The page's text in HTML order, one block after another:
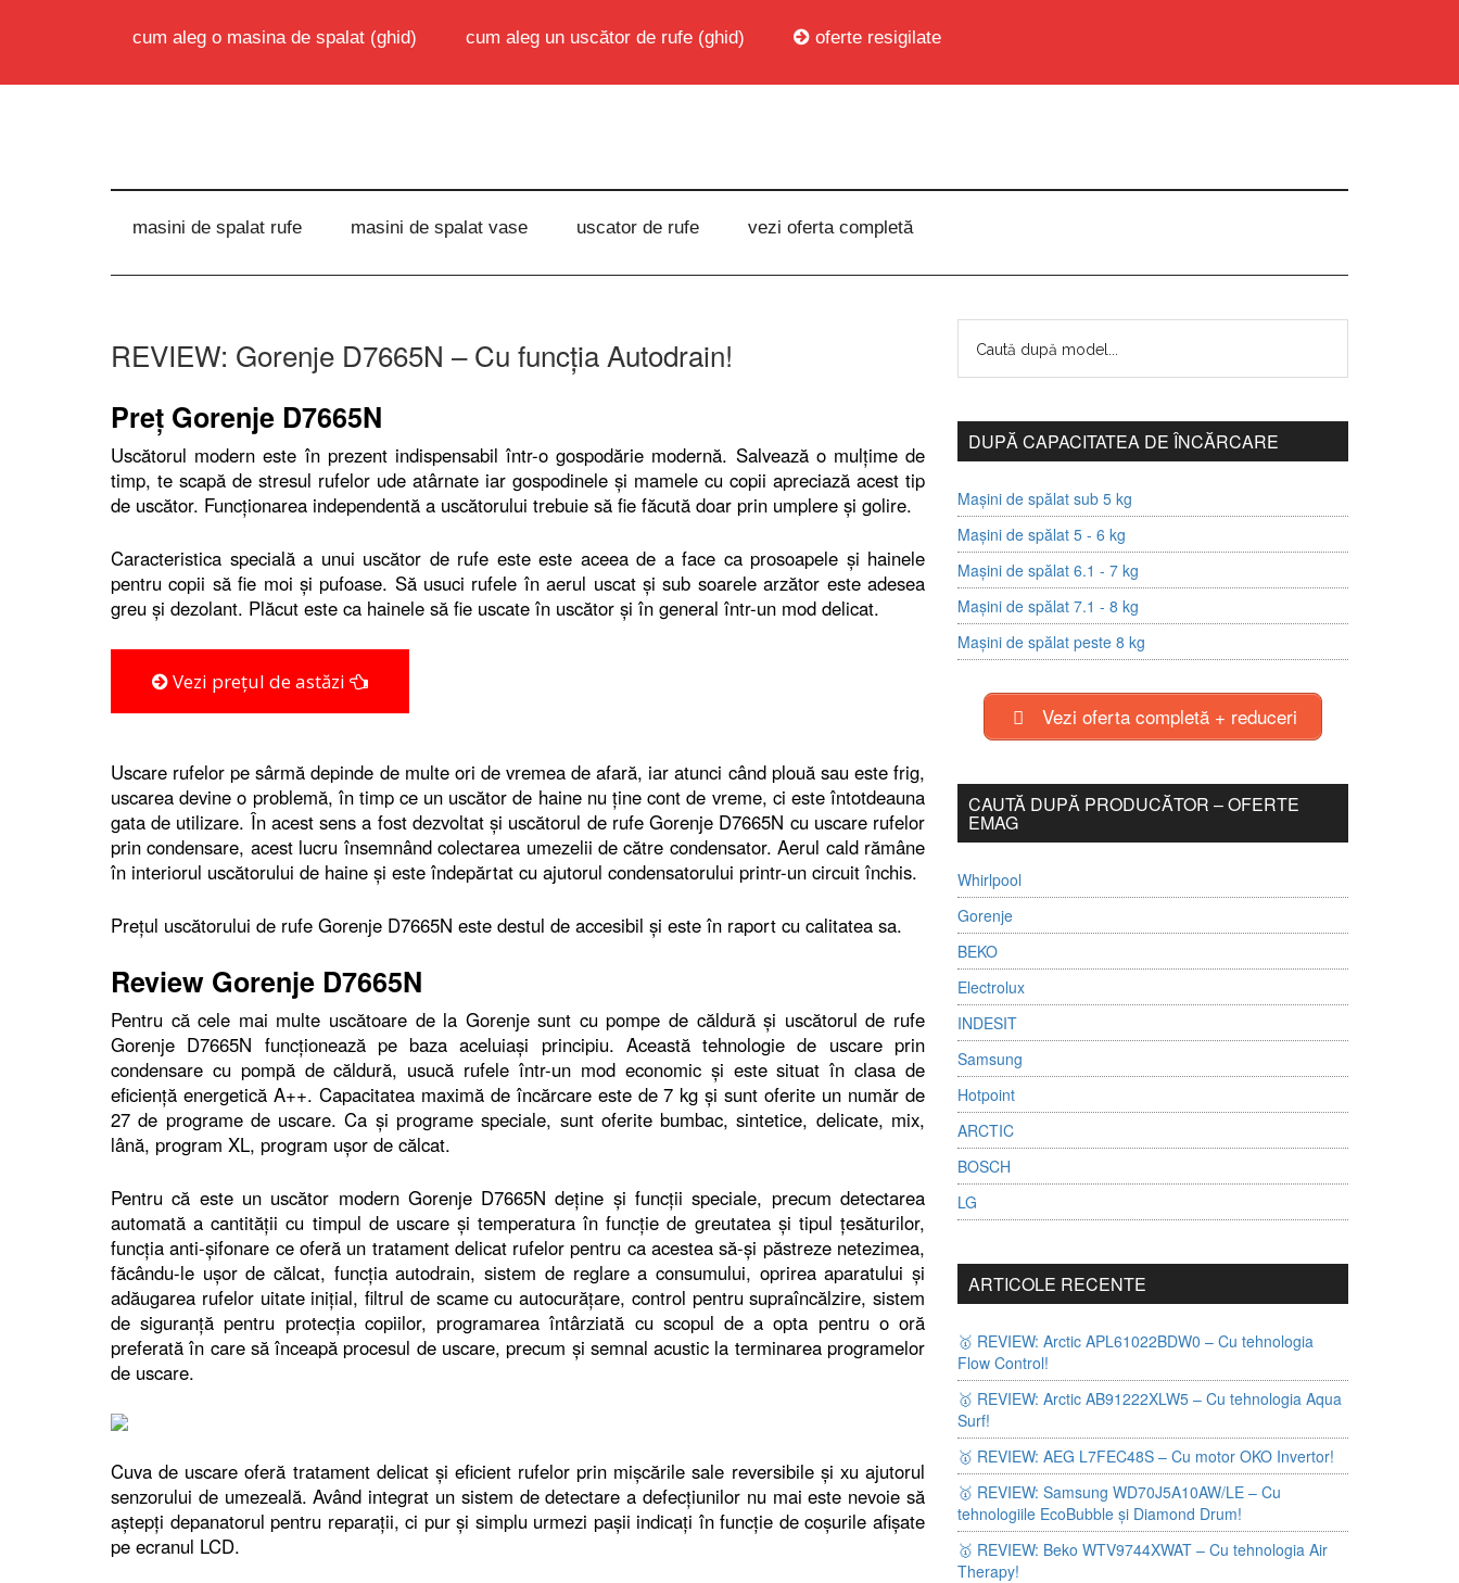
cum aleg o masina de spalat (ghid) cum aleg un uscător de rufe (ghid) oferte resigilate
masini de spalat rufe masini de spalat vase uscator de rufe vezi oferta completă
REVIEW: Gorenje D7665N – Cu funcţia Autodrain!
Preţ Gorenje D7665N
Uscătorul modern este în prezent indispensabil într-o gospodărie modernă. Salvează o mulţime de
timp, te scapă de stresul rufelor ude atârnate iar gospodinele şi mamele cu copii apreciază acest tip
de uscător. Funcţionarea independentă a uscătorului trebuie să fie făcută doar prin umplere şi golire.
Caracteristica specială a unui uscător de rufe este este aceea de a face ca prosoapele şi hainele
pentru copii să fie moi şi pufoase. Să usuci rufele în aerul uscat şi sub soarele arzător este adesea
greu şi dezolant. Plăcut este ca hainele să fie uscate în uscător şi în general într-un mod delicat.
Vezi prețul de astăzi
Uscare rufelor pe sârmă depinde de multe ori de vremea de afară, iar atunci când plouă sau este frig,
uscarea devine o problemă, în timp ce un uscător de haine nu ţine cont de vreme, ci este întotdeauna
gata de utilizare. În acest sens a fost dezvoltat şi uscătorul de rufe Gorenje D7665N cu uscare rufelor
prin condensare, acest lucru însemnând colectarea umezelii de către condensator. Aerul cald rămâne
în interiorul uscătorului de haine şi este îndepărtat cu ajutorul condensatorului printr-un circuit închis.
Preţul uscătorului de rufe Gorenje D7665N este destul de accesibil şi este în raport cu calitatea sa.
Review Gorenje D7665N
Pentru că cele mai multe uscătoare de la Gorenje sunt cu pompe de căldură şi uscătorul de rufe
Gorenje D7665N funcţionează pe baza aceluiaşi principiu. Această tehnologie de uscare prin
condensare cu pompă de căldură, usucă rufele într-un mod economic şi este situat în clasa de
eficienţă energetică A++. Capacitatea maximă de încărcare este de 7 kg şi sunt oferite un număr de
27 de programe de uscare. Ca şi programe speciale, sunt oferite bumbac, sintetice, delicate, mix,
lână, program XL, program uşor de călcat.
Pentru că este un uscător modern Gorenje D7665N deţine şi funcţii speciale, precum detectarea
automată a cantităţii cu timpul de uscare şi temperatura în funcţie de greutatea şi tipul ţesăturilor,
funcţia anti-şifonare ce oferă un tratament delicat rufelor pentru ca acestea să-şi păstreze netezimea,
făcându-le uşor de călcat, funcţia autodrain, sistem de reglare a consumului, oprirea aparatului şi
adăugarea rufelor uitate iniţial, filtrul de scame cu autocurăţare, control pentru supraîncălzire, sistem
de siguranţă pentru protecţia copiilor, programarea întârziată cu scopul de a opta pentru o oră
preferată în care să înceapă procesul de uscare, precum şi semnal acustic la terminarea programelor
de uscare.
Cuva de uscare oferă tratament delicat şi eficient rufelor prin mişcările sale reversibile şi xu ajutorul
senzorului de umezeală. Având integrat un sistem de detectare a defecţiunilor nu mai este nevoie să
aştepţi depanatorul pentru reparaţii, ci pur şi simplu urmezi paşii indicaţi în funcţie de coşurile afişate
pe ecranul LCD.
DUPĂ CAPACITATEA DE ÎNCĂRCARE
Mașini de spălat sub 5 kg
Mașini de spălat 5 - 6 kg
Mașini de spălat 6.1 - 7 kg
Mașini de spălat 7.1 - 8 kg
Mașini de spălat peste 8 kg
Vezi oferta completă + reduceri
CAUTĂ DUPĂ PRODUCĂTOR – OFERTE
EMAG
Whirlpool
Gorenje
BEKO
Electrolux
INDESIT
Samsung
Hotpoint
ARCTIC
BOSCH
LG
ARTICOLE RECENTE
🥇 REVIEW: Arctic APL61022BDW0 – Cu tehnologia
Flow Control!
🥇 REVIEW: Arctic AB91222XLW5 – Cu tehnologia Aqua
Surf!
🥇 REVIEW: AEG L7FEC48S – Cu motor OKO Invertor!
🥇 REVIEW: Samsung WD70J5A10AW/LE – Cu
tehnologiile EcoBubble și Diamond Drum!
🥇 REVIEW: Beko WTV9744XWAT – Cu tehnologia Air
Therapy!